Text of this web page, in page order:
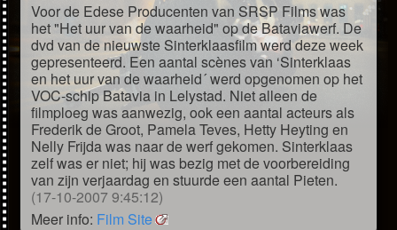
Voor de Edese Producenten van SRSP Films was
het "Het uur van de waarheid" op de Bataviawerf. De
dvd van de nieuwste Sinterklaasfilm werd deze week
gepresenteerd. Een aantal scènes van ‘Sinterklaas
en het uur van de waarheid´ werd opgenomen op het
VOC-schip Batavia in Lelystad. Niet alleen de
filmploeg was aanwezig, ook een aantal acteurs als
Frederik de Groot, Pamela Teves, Hetty Heyting en
Nelly Frijda was naar de werf gekomen. Sinterklaas
zelf was er niet; hij was bezig met de voorbereiding
van zijn verjaardag en stuurde een aantal Pieten.
(17-10-2007 9:45:12)
Meer info: Film Site